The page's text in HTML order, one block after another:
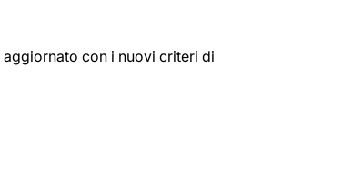
con i nuovi criteri di